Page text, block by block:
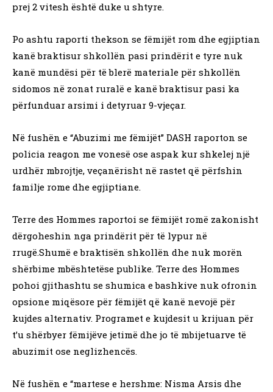
prej 2 vitesh është duke u shtyre.
Po ashtu raporti thekson se fëmijët rom dhe egjiptian
kanë braktisur shkollën pasi prindërit e tyre nuk
kanë mundësi për të blerë materiale për shkollën
sidomos në zonat ruralë e kanë braktisur pasi ka
përfunduar arsimi i detyruar 9-vjeçar.
Në fushën e “Abuzimi me fëmijët” DASH raporton se
policia reagon me vonesë ose aspak kur shkelej një
urdhër mbrojtje, veçanërisht në rastet që përfshin
familje rome dhe egjiptiane.
Terre des Hommes raportoi se fëmijët romë zakonisht
dërgoheshin nga prindërit për të lypur në
rrugë.Shumë e braktisën shkollën dhe nuk morën
shërbime mbështetëse publike. Terre des Hommes
pohoi gjithashtu se shumica e bashkive nuk ofronin
opsione miqësore për fëmijët që kanë nevojë për
kujdes alternativ. Programet e kujdesit u krijuan për
t’u shërbyer fëmijëve jetimë dhe jo të mbijetuarve të
abuzimit ose neglizhencës.
Në fushën e “martese e hershme: Nisma Arsis dhe